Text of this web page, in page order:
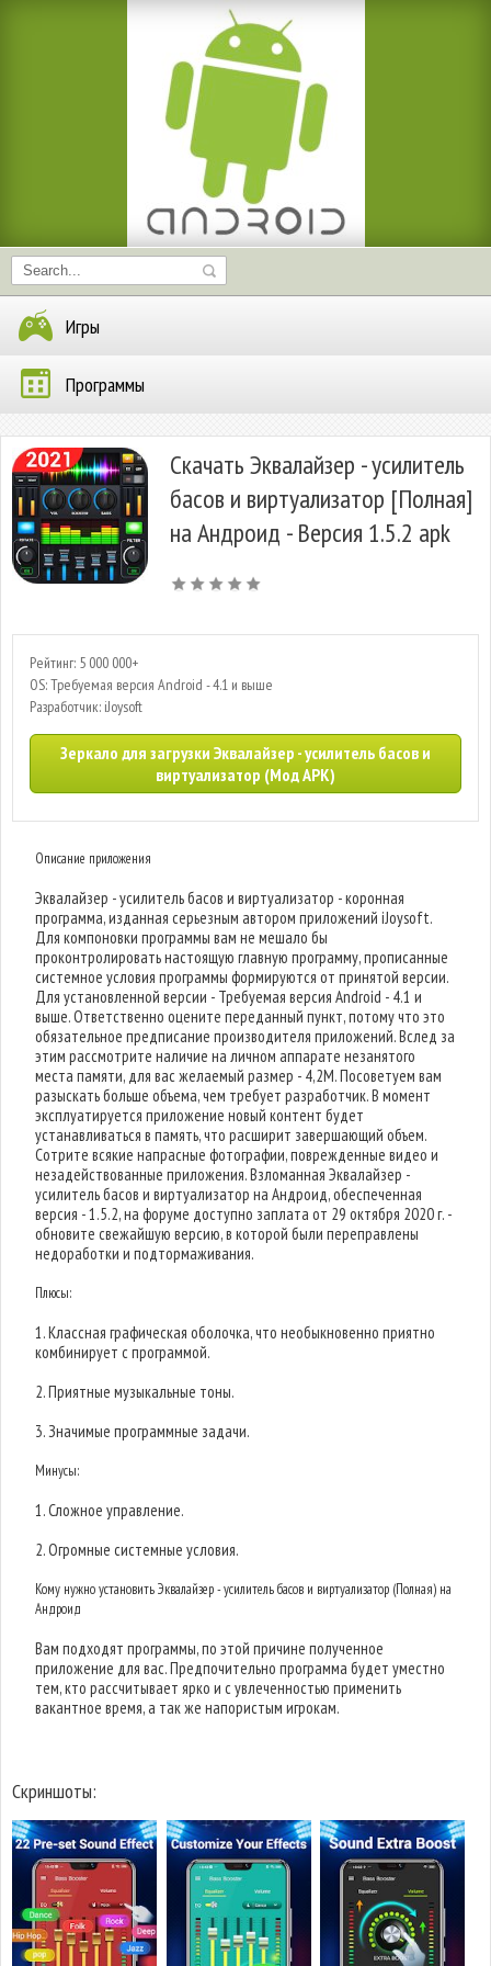
Игры
Программы
Скачать Эквалайзер - усилитель
басов и виртуализатор [Полная]
на Андроид - Версия 1.5.2 apk
Рейтинг: 5 000 000+
OS: Требуемая версия Android - 4.1 и выше
Разработчик: iJoysoft
Зеркало для загрузки Эквалайзер - усилитель басов и
виртуализатор (Мод APK)
Описание приложения
Эквалайзер - усилитель басов и виртуализатор - коронная
программа, изданная серьезным автором приложений iJoysoft.
Для компоновки программы вам не мешало бы
проконтролировать настоящую главную программу, прописанные
системное условия программы формируются от принятой версии.
Для установленной версии - Требуемая версия Android - 4.1 и
выше. Ответственно оцените переданный пункт, потому что это
обязательное предписание производителя приложений. Вслед за
этим рассмотрите наличие на личном аппарате незанятого
места памяти, для вас желаемый размер - 4,2M. Посоветуем вам
разыскать больше объема, чем требует разработчик. В момент
эксплуатируется приложение новый контент будет
устанавливаться в память, что расширит завершающий объем.
Сотрите всякие напрасные фотографии, поврежденные видео и
незадействованные приложения. Взломанная Эквалайзер -
усилитель басов и виртуализатор на Андроид, обеспеченная
версия - 1.5.2, на форуме доступно заплата от 29 октября 2020 г. -
обновите свежайшую версию, в которой были переправлены
недоработки и подтормаживания.
Плюсы:
1. Классная графическая оболочка, что необыкновенно приятно
комбинирует с программой.
2. Приятные музыкальные тоны.
3. Значимые программные задачи.
Минусы:
1. Сложное управление.
2. Огромные системные условия.
Кому нужно установить Эквалайзер - усилитель басов и виртуализатор (Полная) на
Андроид
Вам подходят программы, по этой причине полученное
приложение для вас. Предпочительно программа будет уместно
тем, кто рассчитывает ярко и с увлеченностью применить
вакантное время, а так же напористым игрокам.
Скриншоты: